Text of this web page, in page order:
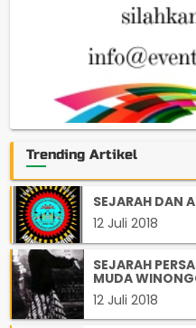
Trending Artikel
SEJARAH DAN
12 Juli 2018
SEJARAH
MUDA
12 Juli 2018